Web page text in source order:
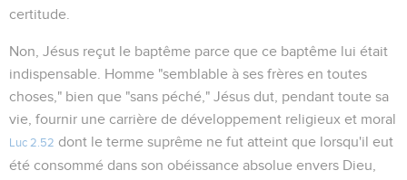
certitude.
Non, Jésus reçut le baptême parce que ce baptême lui était
indispensable. Homme "semblable à ses frères en toutes
choses," bien que "sans péché," Jésus dut, pendant toute sa
vie, fournir une carrière de développement religieux et moral
Luc 2.52 dont le terme suprême ne fut atteint que lorsqu'il eut
été consommé dans son obéissance absolue envers Dieu,